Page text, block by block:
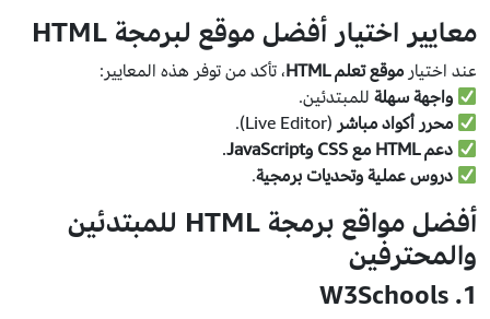
معايير اختيار أفضل موقع لبرمجة HTML
عند اختيارموقع تعلم HTML
، تأكد من توفر هذه المعايير:
واجهة سهلة للمبتدئين.
محرر أكواد مباشر (Live Editor).
دعم HTML مع CSS وJavaScript
.
دروس عملية وتحديات برمجية.
أفضل مواقع برمجة HTML للمبتدئين
والمحترفين
1. W3Schools